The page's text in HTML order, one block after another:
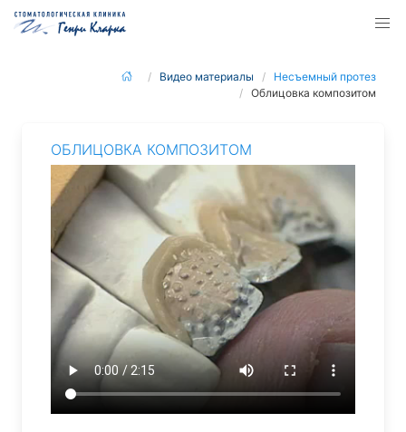
Видео материалы
Несъемный протез
Облицовка композитом
ОБЛИЦОВКА КОМПОЗИТОМ